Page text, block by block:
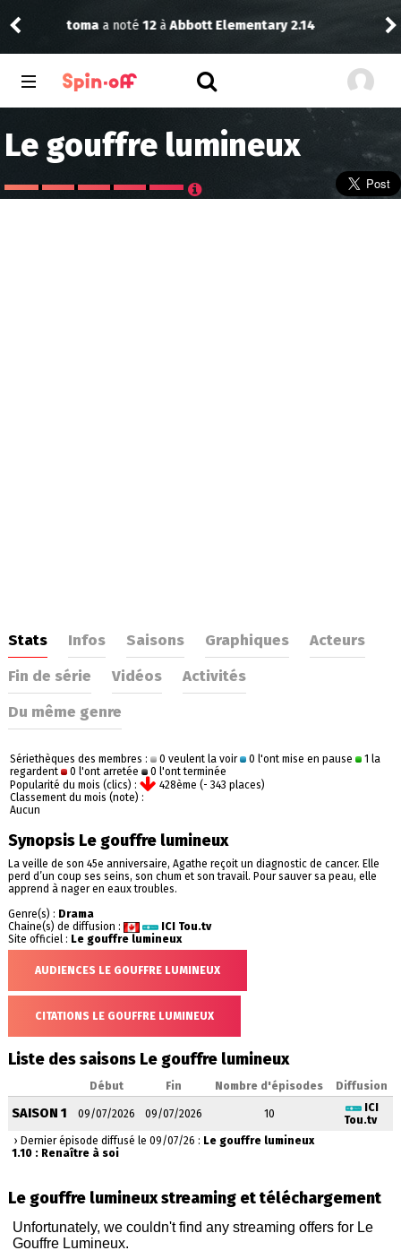
a noté12àAbbott Elementary 2.14
Le gouffre lumineux
Stats Infos Saisons Graphiques
Acteurs
Fin de série
Vidéos
Activités
Du même genre
Sériethèques des membres : 0 veulent la voir 0 l'ont mise en pause
1 la
regardent
0 l'ont arretée
0 l'ont terminée
Popularité du mois (clics) :
428ème (- 343 places)
Classement du mois (note) :
Aucun
Synopsis Le gouffre lumineux
La veille de son 45e anniversaire, Agathe reçoit un diagnostic de cancer. Elle
perd d’un coup ses seins, son chum et son travail. Pour sauver sa peau, elle
apprend à nager en eaux troubles.
Genre(s) : Drama
Chaine(s) de diffusion :
ICI Tou.tv
Site officiel : Le gouffre lumineux
AUDIENCES LE GOUFFRE LUMINEUX
CITATIONS LE GOUFFRE LUMINEUX
Liste des saisons Le gouffre lumineux
Début Fin Nombre d'épisodes Diffusion
SAISON 1 09/07/2026 09/07/2026 10
ICI
Tou.tv
› Dernier épisode diffusé le 09/07/26 : Le gouffre lumineux
1.10 : Renaître à soi
Le gouffre lumineux streaming et téléchargement